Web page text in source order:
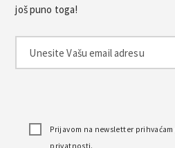
još puno toga!
Prijavom na newsletter prihvaćam
privatnosti.